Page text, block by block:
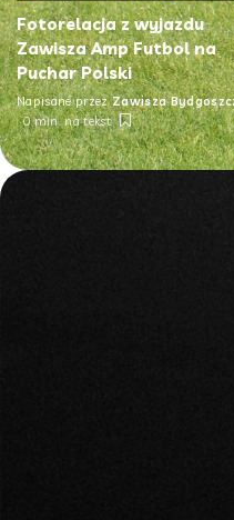
Fotorelacja z wyjazdu
Zawisza Amp Futbol na
Puchar Polski
Napisane przez Zawisza
0 min. na tekst